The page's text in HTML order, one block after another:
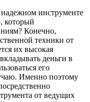
инструменте
который
Конечно,
техники от
их высокая
деньги в
его
Именно поэтому
от ведущих